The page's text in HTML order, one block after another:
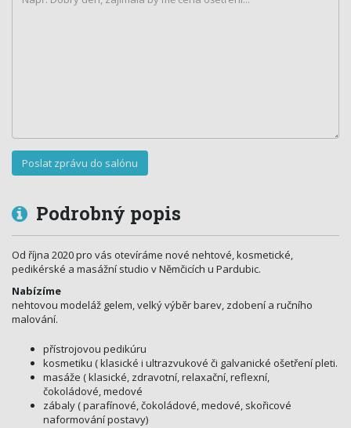
Podrobný popis
Od října 2020 pro vás otevíráme nové nehtové, kosmetické,
pedikérské a masážní studio v Němčicích u Pardubic.
Nabízíme
nehtovou modeláž gelem, velký výběr barev, zdobení a ručního
malování.
přístrojovou pedikúru
kosmetiku ( klasické i ultrazvukové či galvanické ošetření pleti.
masáže ( klasické, zdravotní, relaxační, reflexní,
čokoládové, medové
zábaly ( parafínové, čokoládové, medové, skořicové
naformování postavy)